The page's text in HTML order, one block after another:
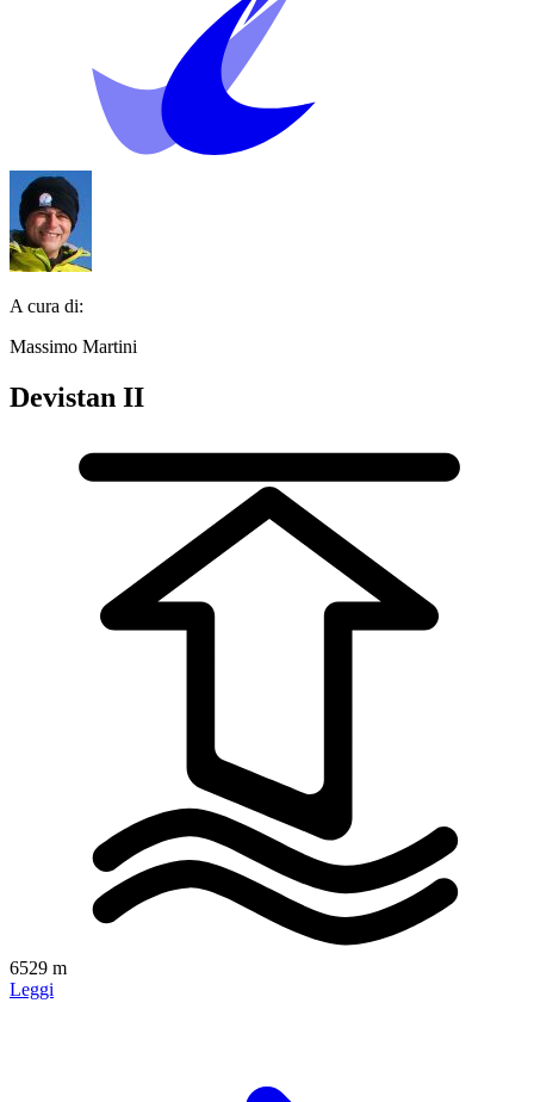
A cura di:
Massimo Martini
Devistan II
6529 m
Leggi